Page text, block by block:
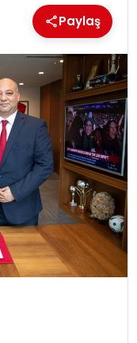
Paylaş